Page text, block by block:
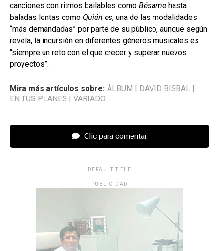
canciones con ritmos bailables como Bésame hasta
baladas lentas como Quién es, una de las modalidades
“más demandadas” por parte de su público, aunque según
revela, la incursión en diferentes géneros musicales es
“siempre un reto con el que crecer y superar nuevos
proyectos”.
Mira más artículos sobre: ÁLBUM | DAVID BISBAL |
EN TUS PLANES | VARIADO
Clic para comentar
DEFAULT TITLE
PUBLICIDAD